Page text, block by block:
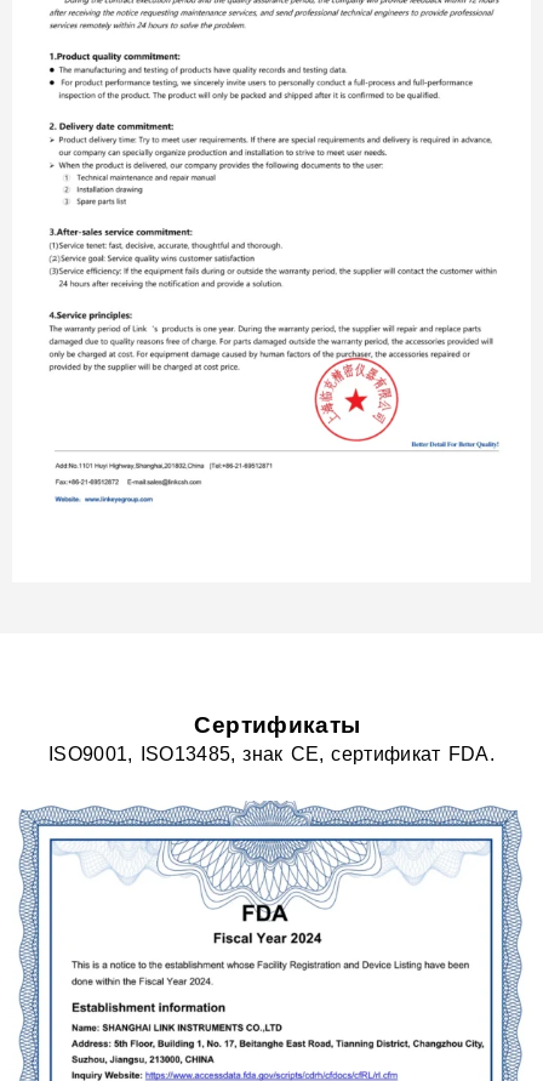
Сертификаты
ISO9001, ISO13485, знак CE, сертификат FDA.